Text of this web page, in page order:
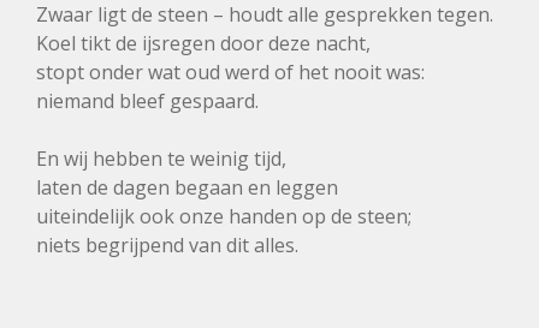
Zwaar ligt de steen – houdt alle gesprekken tegen.
Koel tikt de ijsregen door deze nacht,
stopt onder wat oud werd of het nooit was:
niemand bleef gespaard.
En wij hebben te weinig tijd,
laten de dagen begaan en leggen
uiteindelijk ook onze handen op de steen;
niets begrijpend van dit alles.